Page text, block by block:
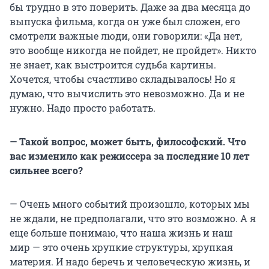
бы трудно в это поверить. Даже за два месяца до
выпуска фильма, когда он уже был сложен, его
смотрели важные люди, они говорили: «Да нет,
это вообще никогда не пойдет, не пройдет». Никто
не знает, как выстроится судьба картины.
Хочется, чтобы счастливо складывалось! Но я
думаю, что вычислить это невозможно. Да и не
нужно. Надо просто работать.
— Такой вопрос, может быть, философский. Что
вас изменило как режиссера за последние 10 лет
сильнее всего?
— Очень много событий произошло, которых мы
не ждали, не предполагали, что это возможно. А я
еще больше понимаю, что наша жизнь и наш
мир — это очень хрупкие структуры, хрупкая
материя. И надо беречь и человеческую жизнь, и